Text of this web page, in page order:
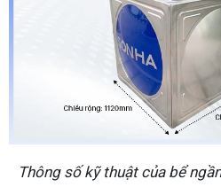
Thông số kỹ thuật của bể